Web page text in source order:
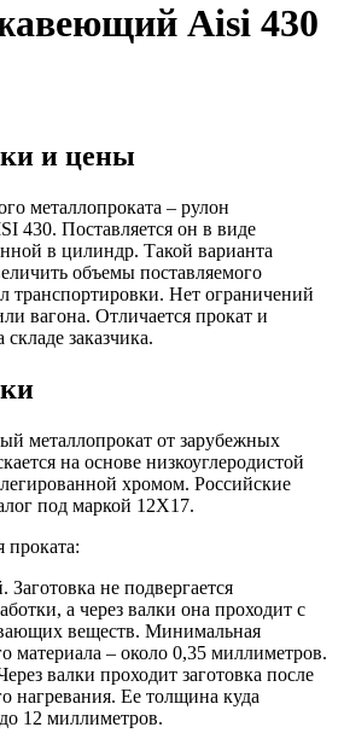
Aisi 430
и цены
металлопроката – рулон
430. Поставляется он в виде
в цилиндр. Такой варианта
объемы поставляемого
транспортировки. Нет ограничений
вагона. Отличается прокат и
заказчика.
металлопрокат от зарубежных
на основе низкоуглеродистой
хромом. Российские
под маркой 12Х17.
проката:
не подвергается
а через валки она проходит с
веществ. Минимальная
материала – около 0,35 миллиметров.
валки проходит заготовка после
нагревания. Ее толщина куда
12 миллиметров.